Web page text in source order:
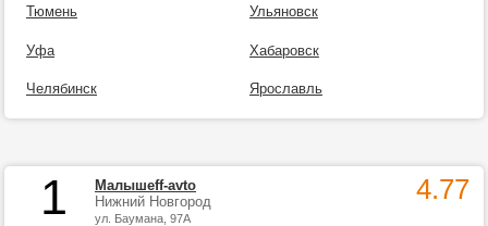
Тюмень Ульяновск
Уфа Хабаровск
Челябинск Ярославль
1
Малышеff-avto
Нижний Новгород
ул. Баумана, 97А
4.77